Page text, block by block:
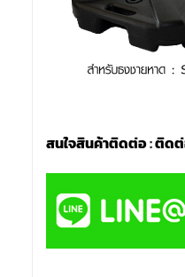
สนใจสินค้าติดต่อ:ติดต่